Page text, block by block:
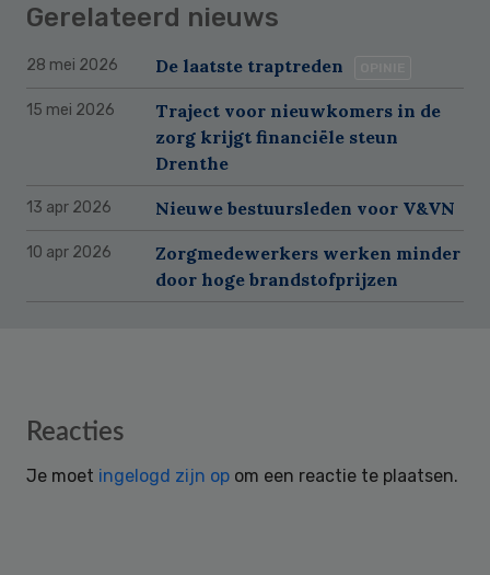
Gerelateerd nieuws
28 mei 2026 De laatste traptreden
15 mei 2026
Traject voor nieuwkomers in de
zorg krijgt financiële steun
Drenthe
13 apr 2026 Nieuwe bestuursleden voor V&VN
10 apr 2026
Zorgmedewerkers werken minder
door hoge brandstofprijzen
Reader
Reacties
Je moet ingelogd zijn op om een reactie te plaatsen.